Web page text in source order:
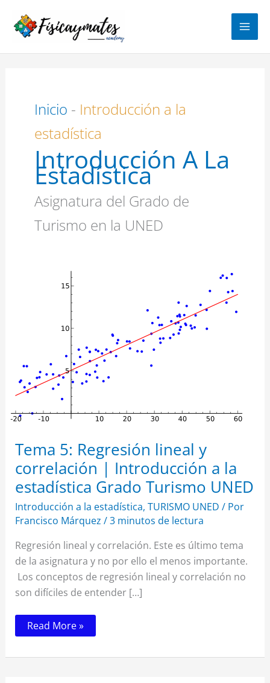
contenido
Inicio - Introducción a la
estadística
Introducción A La
Estadística
Asignatura del Grado de
Turismo en la UNED
Tema 5: Regresión lineal y
correlación | Introducción a la
estadística Grado Turismo UNED
Introducción a la estadística, TURISMO UNED / Por
Francisco Márquez /3 minutos de lectura
Regresión lineal y correlación. Este es último tema
de la asignatura y no por ello el menos importante.
Los conceptos de regresión lineal y correlación no
son difíciles de entender […]
Regresión
correlación
Introducción
estadística
Grado
Turismo
UNED
Read More »